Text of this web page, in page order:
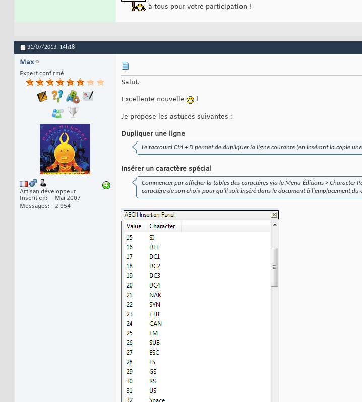
à tous pour votre participation !
31/07/2013, 14h18
Max
Expert confirmé
Artisan développeur
Inscrit en
Mai 2007
Messages
2 954
Salut.
Excellente nouvelle
!
Je propose les astuces suivantes :
Dupliquer une ligne
Le raccourci Ctrl + D permet de dupliquer la ligne courante (en insérant la copie
Insérer un caractère spécial
Commencer par afficher la tables des caractères via le Menu Éditions > Character
caractère de son choix pour qu'il soit inséré dans le document à l'emplacement du